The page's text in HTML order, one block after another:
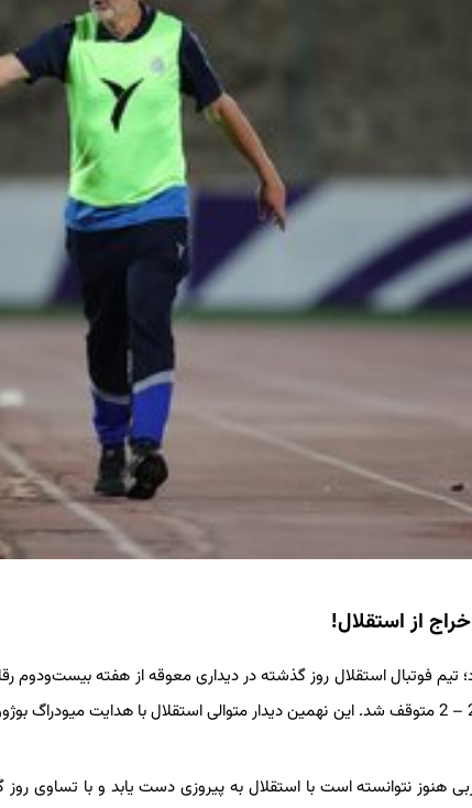
از استقلال!
تیم فوتبال استقلال روز گذشته در دیداری معوقه از هفته بیست‌ودوم
انتهای جدولی با تساوی 2 – 2 متوقف شد. این نهمین دیدار متوالی استقلال با
هنوز نتوانسته است با استقلال به پیروزی دست یابد و با تساوی